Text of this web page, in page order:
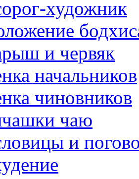
художник
и червяк
начальников
чиновников
чаю
и